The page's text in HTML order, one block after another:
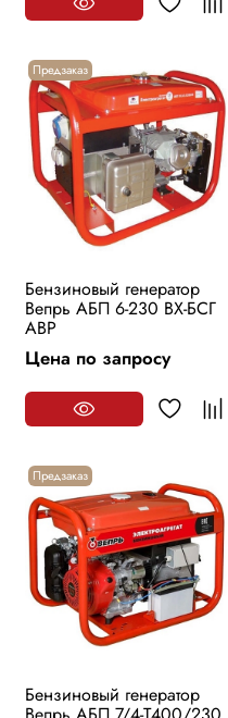
Предзаказ
Бензиновый генератор
Вепрь АБП 6-230 ВХ-БСГ
АВР
Цена по запросу
Предзаказ
Бензиновый генератор